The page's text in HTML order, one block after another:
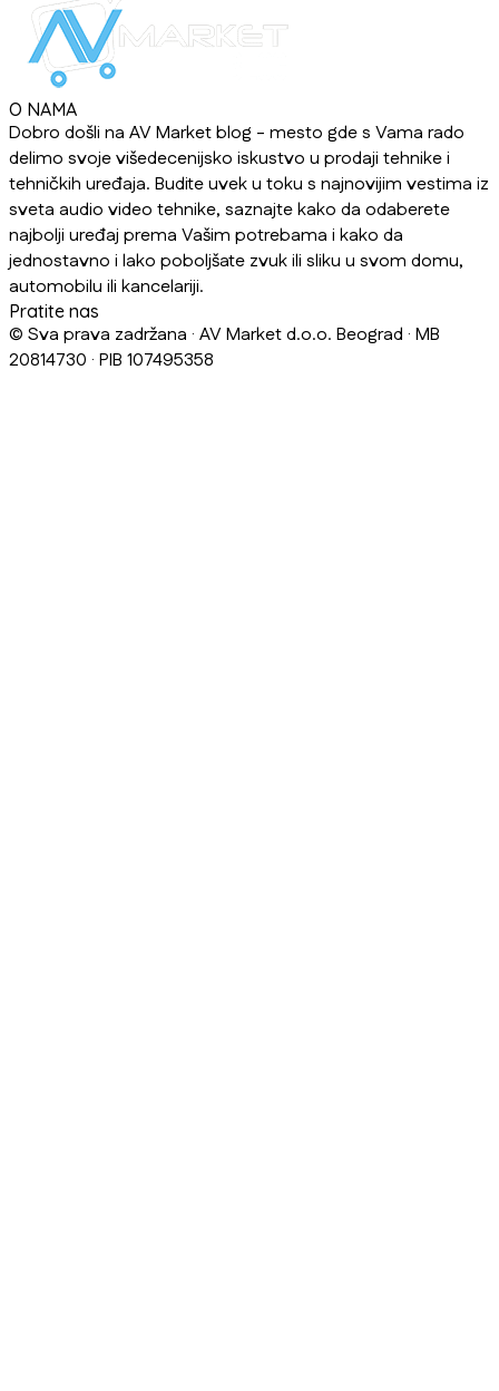
O NAMA
Dobro došli na AV Market blog - mesto gde s Vama rado
delimo svoje višedecenijsko iskustvo u prodaji tehnike i
tehničkih uređaja. Budite uvek u toku s najnovijim vestima iz
sveta audio video tehnike, saznajte kako da odaberete
najbolji uređaj prema Vašim potrebama i kako da
jednostavno i lako poboljšate zvuk ili sliku u svom domu,
automobilu ili kancelariji.
Pratite nas
© Sva prava zadržana · AV Market d.o.o. Beograd · MB
20814730 · PIB 107495358